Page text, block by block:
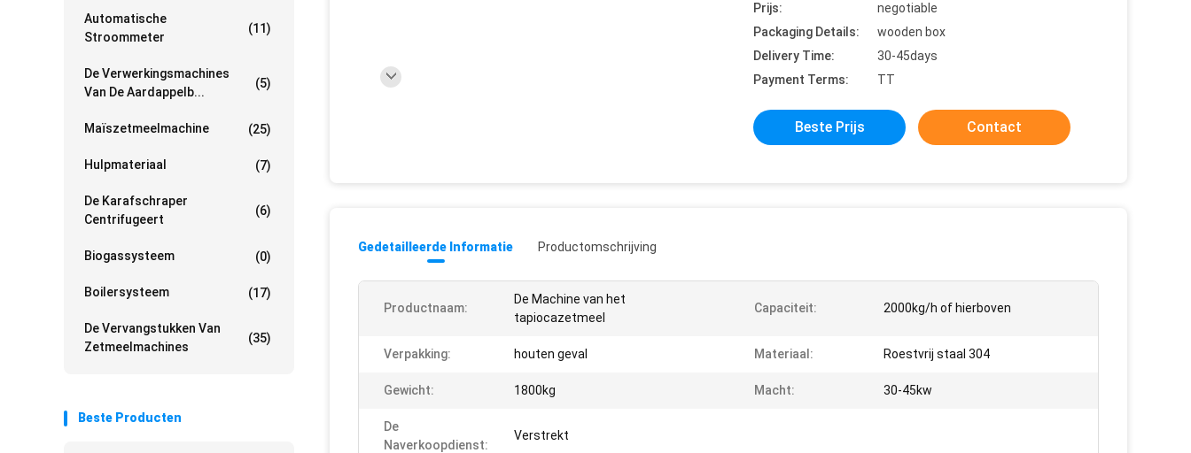
Automatische
Stroommeter
(11)
De Verwerkingsmachines
Van De Aardappelb...
(5)
Maïszetmeelmachine (25)
Hulpmateriaal (7)
De Karafschraper
Centrifugeert
(6)
Biogassysteem (0)
Boilersysteem (17)
De Vervangstukken Van
Zetmeelmachines
(35)
Beste Producten
Prijs:
negotiable
Packaging Details:
wooden box
Delivery Time:
30-45days
Payment Terms:
TT
Beste Prijs Contact
Gedetailleerde Informatie Productomschrijving
Productnaam:
De Machine van het
tapiocazetmeel
Capaciteit: 2000kg/h of hierboven
Verpakking: houten geval Materiaal: Roestvrij staal 304
Gewicht: 1800kg Macht: 30-45kw
De
Naverkoopdienst:
Verstrekt